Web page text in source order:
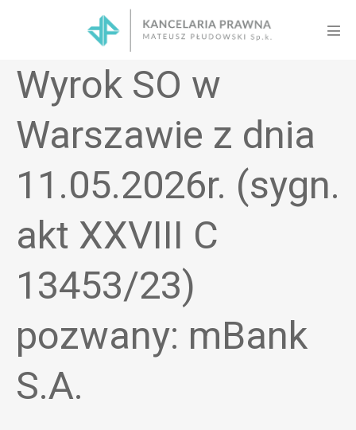
Wyrok SO w
Warszawie z dnia
11.05.2026r. (sygn.
akt XXVIII C
13453/23)
pozwany: mBank
S.A.